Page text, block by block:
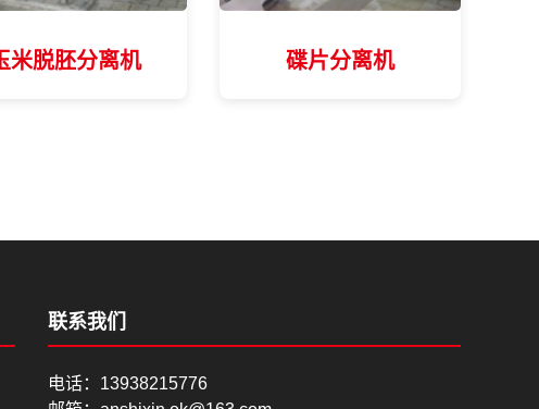
米脱胚分离机 碟片分离机
联系我们
电话：13938215776